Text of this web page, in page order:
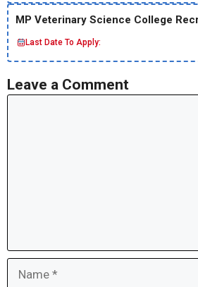
MP Veterinary Science College
Last Date To Apply:
Leave a Comment